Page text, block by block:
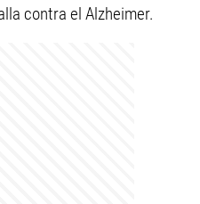
contra el Alzheimer.